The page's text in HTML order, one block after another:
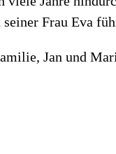
Frau Eva
Jan und